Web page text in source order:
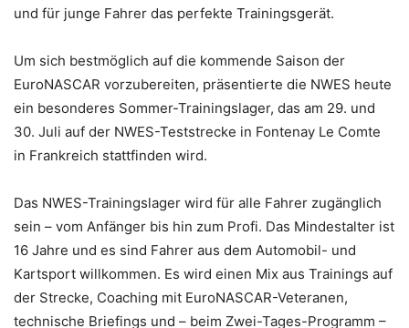
und für junge Fahrer das perfekte Trainingsgerät.
Um sich bestmöglich auf die kommende Saison der
EuroNASCAR vorzubereiten, präsentierte die NWES heute
ein besonderes Sommer-Trainingslager, das am 29. und
30. Juli auf der NWES-Teststrecke in Fontenay Le Comte
in Frankreich stattfinden wird.
Das NWES-Trainingslager wird für alle Fahrer zugänglich
sein – vom Anfänger bis hin zum Profi. Das Mindestalter ist
16 Jahre und es sind Fahrer aus dem Automobil- und
Kartsport willkommen. Es wird einen Mix aus Trainings auf
der Strecke, Coaching mit EuroNASCAR-Veteranen,
technische Briefings und – beim Zwei-Tages-Programm –